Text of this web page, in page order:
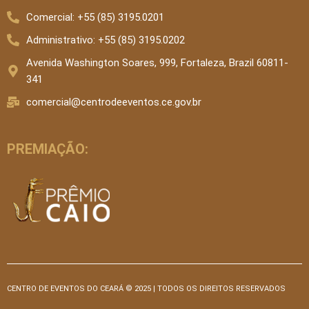
Comercial: +55 (85) 3195.0201
Administrativo: +55 (85) 3195.0202
Avenida Washington Soares, 999, Fortaleza, Brazil 60811-
341
comercial@centrodeeventos.ce.gov.br
PREMIAÇÃO:
CENTRO DE EVENTOS DO CEARÁ © 2025 | TODOS OS DIREITOS RESERVADOS